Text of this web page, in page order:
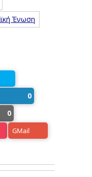
Ένωση
0
0
GMail